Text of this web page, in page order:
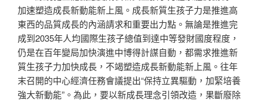
加速塑造成長新動能新上風。成長新質生孩子力是推進高
東西的品質成長的內涵請求和重要出力點。無論是推進完
成到2035年人均國際生孩子總值到達中等發財國度程度，
仍是在百年變局加快演進中博得計謀自動，都需求推進新
質生孩子力加快成長，不竭塑造成長新動能新上風。往年
末召開的中心經濟任務會議提出“保持立異驅動，加緊培養
強大新動能”。為此，要以新成長理念引領改造，果斷廢除